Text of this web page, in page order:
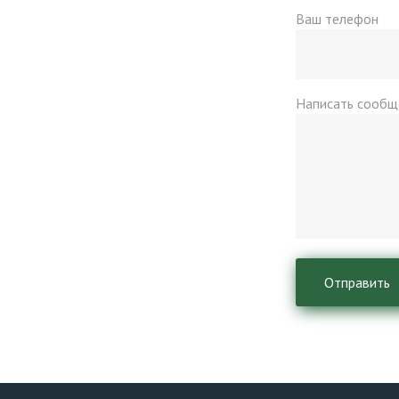
Ваш телефон
Написать